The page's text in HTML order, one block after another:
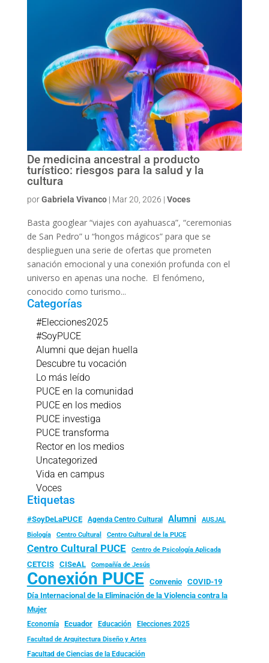
De medicina ancestral a producto
turístico: riesgos para la salud y la
cultura
porGabriela Vivanco| Mar 20, 2026 | Voces
Basta googlear “viajes con ayahuasca”, “ceremonias
de San Pedro” u “hongos mágicos” para que se
desplieguen una serie de ofertas que prometen
sanación emocional y una conexión profunda con el
universo en apenas una noche. El fenómeno,
conocido como turismo...
Categorías
#Elecciones2025
#SoyPUCE
Alumni que dejan huella
Descubre tu vocación
Lo más leído
PUCE en la comunidad
PUCE en los medios
PUCE investiga
PUCE transforma
Rector en los medios
Uncategorized
Vida en campus
Voces
Etiquetas
#SoyDeLaPUCE Agenda Centro Cultural Alumni
AUSJAL
Biología
Centro Cultural Centro Cultural de la PUCE
Centro Cultural PUCE Centro de Psicología Aplicada
CETCIS CISeAL Compañía de Jesús
Conexión PUCE Convenio
COVID-19
Día Internacional de la Eliminación de la Violencia contra la
Mujer
Economía Ecuador Educación Elecciones 2025
Facultad de Arquitectura Diseño y Artes
Facultad de Ciencias de la Educación